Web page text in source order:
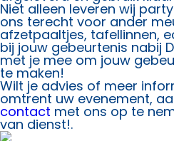
Niet alleen leveren wij
ons terecht voor ander
afzetpaaltjes, tafellinnen,
bij jouw gebeurtenis nabij
met je mee om jouw
te maken!
Wilt je advies of meer
omtrent uw evenement,
contact met ons op te
van dienst!.